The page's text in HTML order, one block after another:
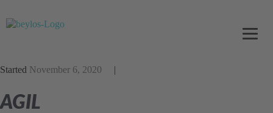
Started November 6, 2020
AGIL